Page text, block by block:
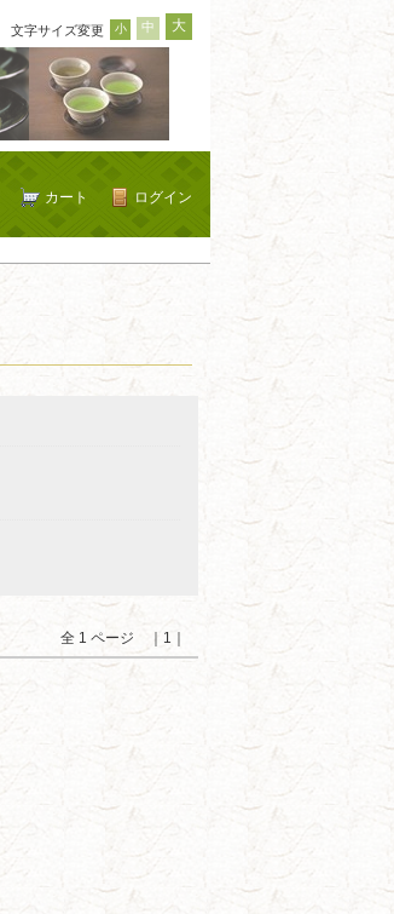
文字サイズ変更 小 中 大
ログイン
カート
全 1 ページ ｜1｜